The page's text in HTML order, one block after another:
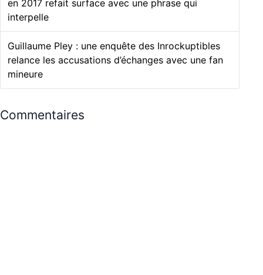
en 2017 refait surface avec une phrase qui
interpelle
Guillaume Pley : une enquête des Inrockuptibles
relance les accusations d’échanges avec une fan
mineure
Commentaires